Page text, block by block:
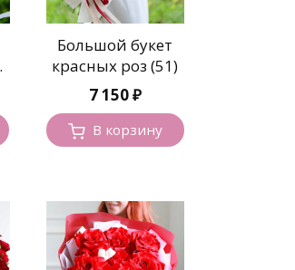
Большой букет
красных роз (51)
7 150₽
В корзину